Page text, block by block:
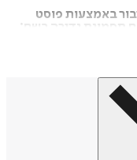
באמצעות פוסט
תסמונת נדירה בשם:
אלפי גולשים מכל
עם "הילד עם
את הספר "שמיכת
את הקהל קורס